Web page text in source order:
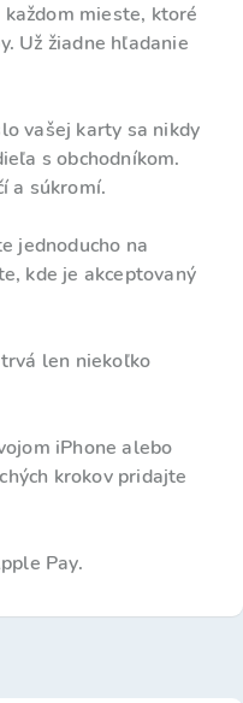
mieste, ktoré
Už žiadne hľadanie
vašej karty sa nikdy
s obchodníkom.
a súkromí.
jednoducho na
kde je akceptovaný
len niekoľko
iPhone alebo
krokov pridajte
Pay.